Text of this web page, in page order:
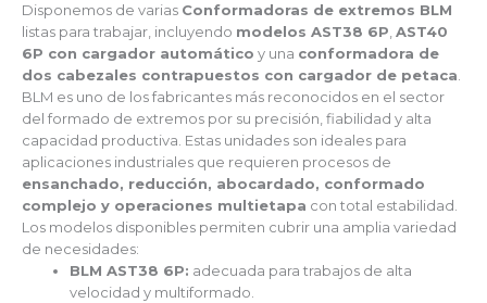
Disponemos de varias Conformadoras de extremos BLM
listas para trabajar, incluyendo modelos AST38 6P AST40
6P con cargador automático y una conformadora de
dos cabezales contrapuestos con cargador de petaca
BLM es uno de los fabricantes más reconocidos en el sector
del formado de extremos por su precisión, fiabilidad y alta
capacidad productiva. Estas unidades son ideales para
aplicaciones industriales que requieren procesos de
ensanchado, reducción, abocardado, conformado
complejo y operaciones multietapa con total estabilidad.
Los modelos disponibles permiten cubrir una amplia variedad
de necesidades:
BLM AST38 6P: adecuada para trabajos de alta
velocidad y multiformado.